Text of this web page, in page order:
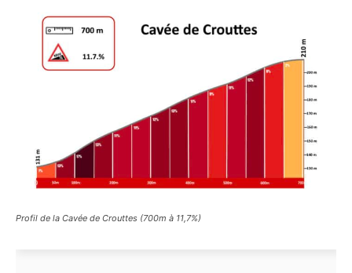
Profil de la Cavée de Crouttes (700m à 11,7%)